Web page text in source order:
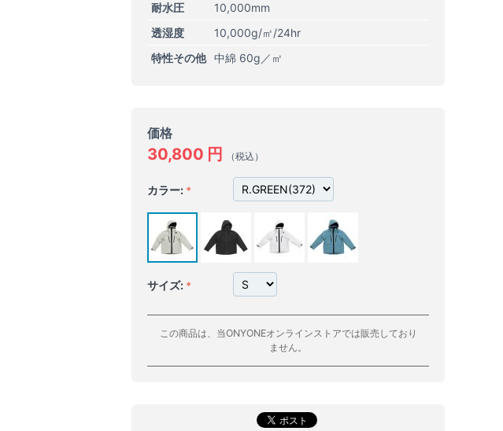
耐水圧
10,000mm
透湿度
10,000g/㎡/24hr
特性その他 中綿 60g／㎡
価格
30,800 円 （税込）
カラー:
サイズ:
この商品は、当ONYONEオンラインストアでは販売しており
ません。